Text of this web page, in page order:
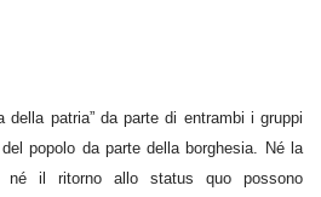
della patria” da parte di entrambi i gruppi
popolo da parte della borghesia. Né la
il ritorno allo status quo possono